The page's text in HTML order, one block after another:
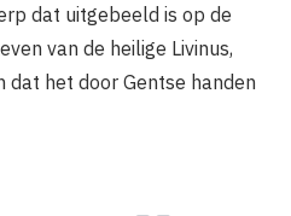
dat uitgebeeld is op de
van de heilige Livinus,
het door Gentse handen